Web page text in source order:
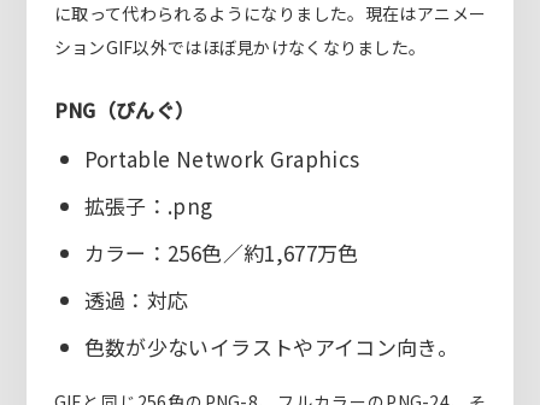
に取って代わられるようになりました。現在はアニメー
ションGIF以外ではほぼ見かけなくなりました。
PNG（ぴんぐ）
Portable Network Graphics
拡張子：.png
カラー：256色／約1,677万色
透過：対応
色数が少ないイラストやアイコン向き。